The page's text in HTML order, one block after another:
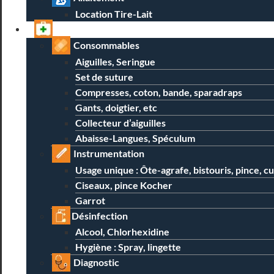
Location Tire-Lait
Consommables
Aiguilles, Seringue
Set de suture
Compresses, coton, bande, sparadraps
Gants, doigtier, etc
Collecteur d’aiguilles
Abaisse-Langues, Spéculum
Instrumentation
Usage unique : Ôte-agrafe, bistouris, pince,
Ciseaux, pince Kocher
Garrot
Désinfection
Alcool, Chlorhexidine
Hygiène : Spray, lingette
Diagnostic